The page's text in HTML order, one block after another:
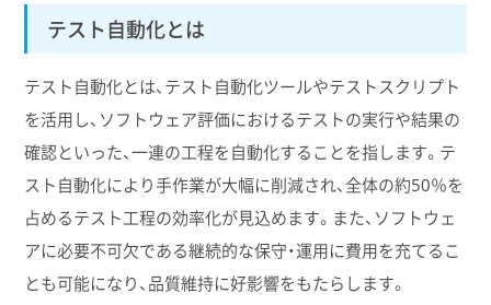
テスト自動化とは
テスト自動化とは、テスト自動化ツールやテストスクリプト
を活用し、ソフトウェア評価におけるテストの実行や結果の
確認といった、一連の工程を自動化することを指します。テ
スト自動化により手作業が大幅に削減され、全体の約50％を
占めるテスト工程の効率化が見込めます。また、ソフトウェ
アに必要不可欠である継続的な保守・運用に費用を充てるこ
とも可能になり、品質維持に好影響をもたらします。